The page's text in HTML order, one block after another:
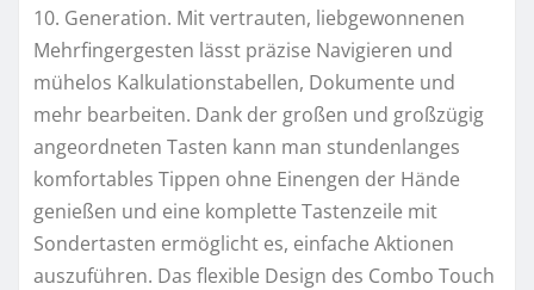
10. Generation. Mit vertrauten, liebgewonnenen
Mehrfingergesten lässt präzise Navigieren und
mühelos Kalkulationstabellen, Dokumente und
mehr bearbeiten. Dank der großen und großzügig
angeordneten Tasten kann man stundenlanges
komfortables Tippen ohne Einengen der Hände
genießen und eine komplette Tastenzeile mit
Sondertasten ermöglicht es, einfache Aktionen
auszuführen. Das flexible Design des Combo Touch